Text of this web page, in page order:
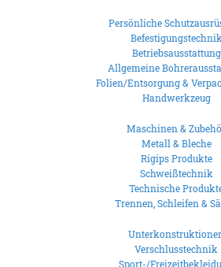
Persönliche
Befestigungstechnik
Betriebsausstattung
Allgemeine
Folien/Entsorgung &
Handwerkzeug
Maschinen &
Metall & Bleche
Rigips Produkte
Schweißtechnik
Technische
Trennen, Schleifen &
Verschlusstechnik
Sport-/